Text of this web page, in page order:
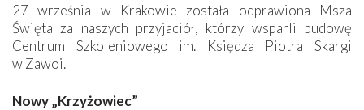
27 września w Krakowie została odprawiona Msza
Święta za naszych przyjaciół, którzy wsparli budowę
Centrum Szkoleniowego im. Księdza Piotra Skargi
w Zawoi.
Nowy „Krzyżowiec”